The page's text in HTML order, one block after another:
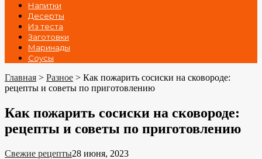
Напитки
Десерты
Из теста
Заготовки
Маринады
Соусы
Главная > Разное > Как пожарить сосиски на сковороде:
рецепты и советы по приготовлению
Как пожарить сосиски на сковороде:
рецепты и советы по приготовлению
Свежие рецепты28 июня, 2023